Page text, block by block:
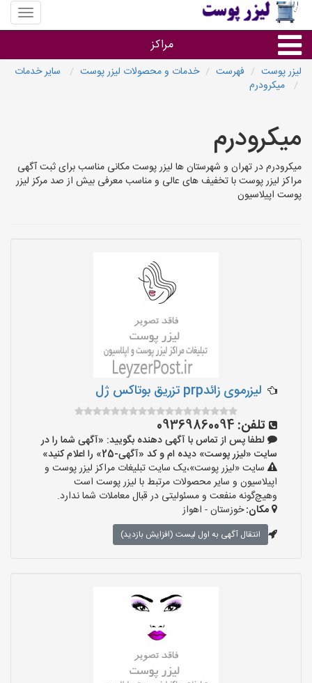
منوی
سایت
پوست
مراکز
لیزر پوست فهرست خدمات و محصولات لیزر پوست
سایر خدمات
میکرودرم
میکرودرم
میکرودرم در تهران و شهرستان ها لیزر پوست مکانی مناسب برای ثبت آگهی
مراکز لیزر پوست با تخفیف های عالی و مناسب معرفی بیش از صد مرکز لیزر
پوست اپیلاسیون
لیزرموی زائدprp تزریق بوتاکس ژل
تلفن: 09369860094
لطفا پس از تماس با آگهی دهنده بگویید: «آگهی شما را در
سایت «لیزر پوست» دیده ام و کد «آگهی-25» را اعلام کنید»
سایت «لیزر پوست»،یک سایت تبلیغات مراکز لیزر پوست و
اپیلاسیون و سایر محصولات مرتبط با لیزر پوست است
وهیچ‌گونه منفعت و مسئولیتی در قبال معاملات شما ندارد.
مکان:خوزستان - اهواز
انتقال آگهی به اول لیست (افزایش بازدید)